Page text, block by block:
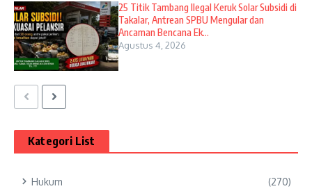
25 Titik Tambang Ilegal Keruk Solar Subsidi di
Takalar, Antrean SPBU Mengular dan
Ancaman Bencana Ek...
Agustus 4, 2026
Kategori List
Hukum (270)